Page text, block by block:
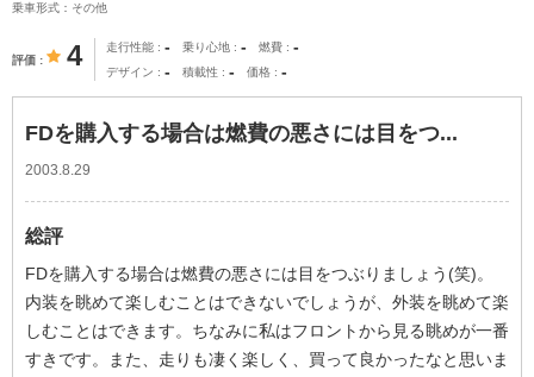
乗車形式：その他
評価 4 走行性能 - 乗り心地 - 燃費 -
デザイン - 積載性 - 価格 -
FDを購入する場合は燃費の悪さには目をつ...
2003.8.29
総評
FDを購入する場合は燃費の悪さには目をつぶりましょう(笑)。
内装を眺めて楽しむことはできないでしょうが、外装を眺めて楽
しむことはできます。ちなみに私はフロントから見る眺めが一番
すきです。また、走りも凄く楽しく、買って良かったなと思いま